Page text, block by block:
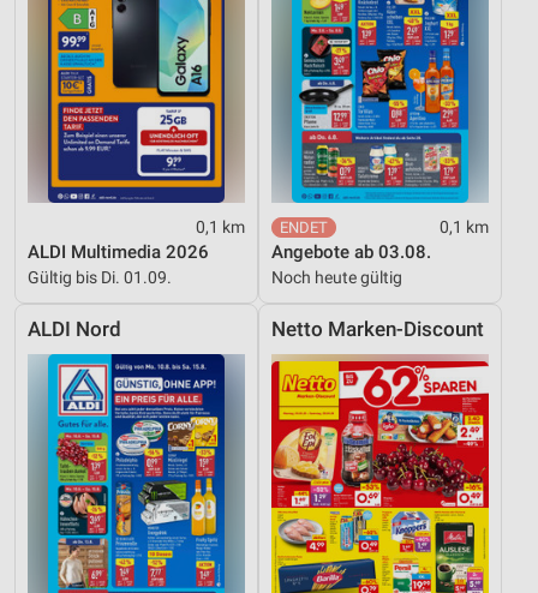
0,1 km
ALDI Multimedia 2026
Gültig bis Di. 01.09.
0,1 km
Angebote ab 03.08.
Noch heute gültig
ALDI Nord Netto Marken-Discount